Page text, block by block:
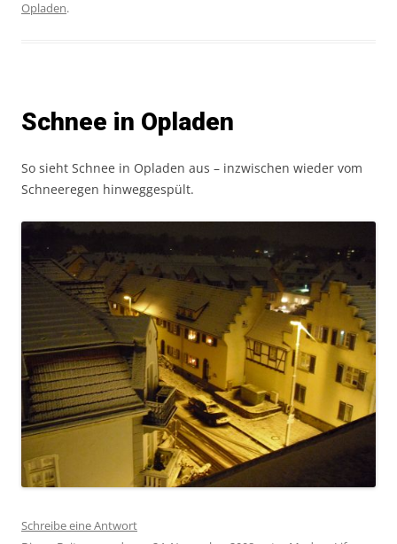
Opladen.
Schnee in Opladen
So sieht Schnee in Opladen aus – inzwischen wieder vom
Schneeregen hinweggespült.
Schreibe eine Antwort